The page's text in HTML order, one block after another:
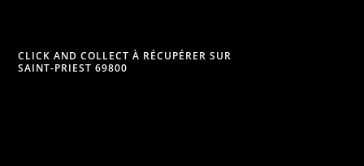
CLICK AND COLLECT À RÉCUPÉRER SUR
SAINT-PRIEST 69800